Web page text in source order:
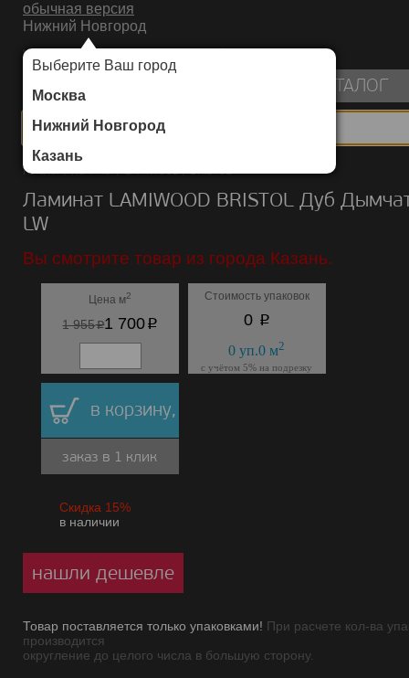
обычная версия
Нижний Новгород
Выберите Ваш город
Москва
Нижний Новгород
Казань
ИНТЕРНЕТ-МАГАЗИН НАПОЛЬНЫХ ПОКРЫТИЙ
КАТАЛОГ
Каталог/Ламинат/LAMIWOOD/BRISTOL
Ламинат LAMIWOOD BRISTOL Дуб
LW
Вы смотрите товар из города Казань.
Цена м2
1 955p1 700p
Стоимость упаковок
0 p
0 уп.0 м2
с учётом 5% на подрезку
в корзину,
заказ в 1 клик
Скидка 15%
в наличии
нашли дешевле
Товар поставляется только упаковками! При расчете кол-ва
производится
округление до целого числа в большую сторону.